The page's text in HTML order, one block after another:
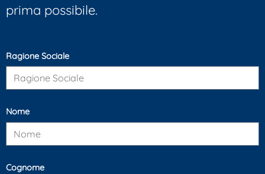
prima possibile.
Ragione Sociale
Nome
Cognome